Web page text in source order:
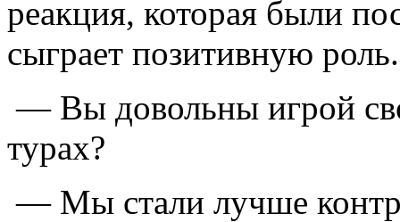
реакция, которая были
сыграет позитивную роль.
— Вы довольны игрой
турах?
— Мы стали лучше